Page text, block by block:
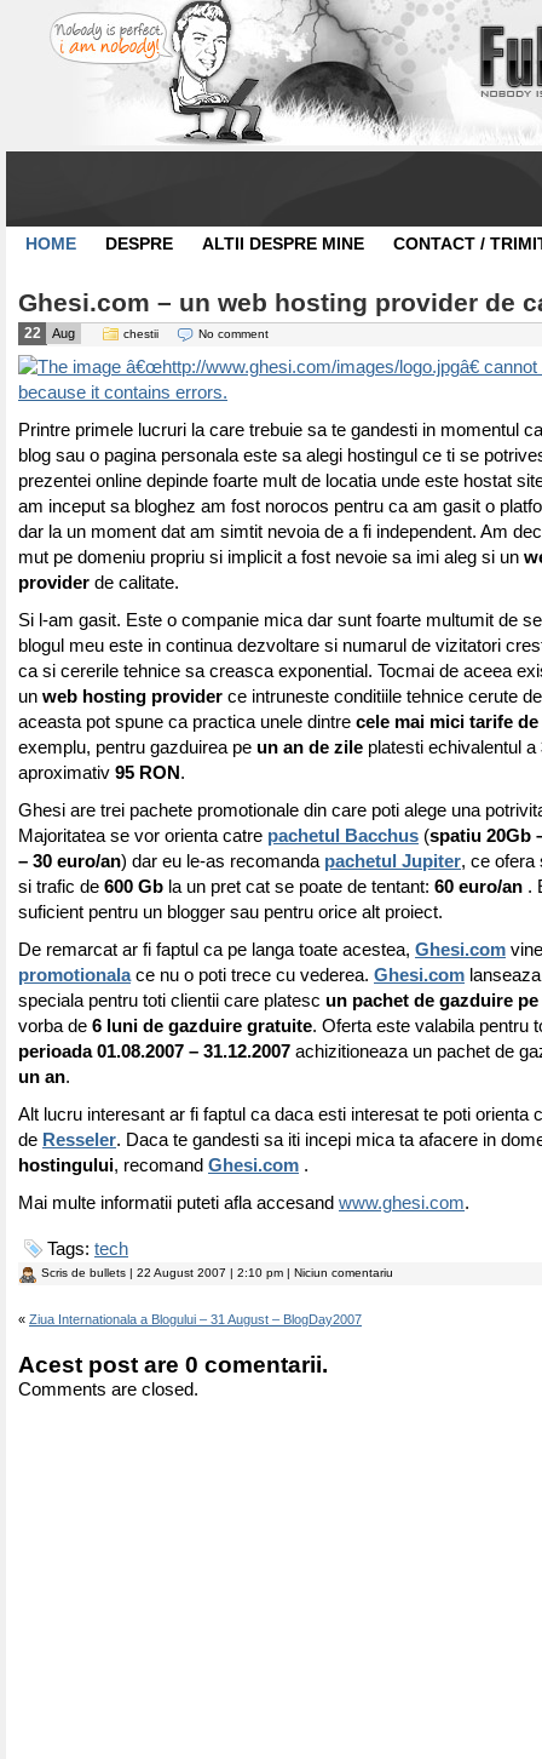
HOME DESPRE ALTII DESPRE MINE CONTACT /
Ghesi.com – un web hosting provider de
22 Aug chestii No comment
Printre primele lucruri la care trebuie sa te gandesti in momentul
blog sau o pagina personala este sa alegi hostingul ce ti se
prezentei online depinde foarte mult de locatia unde este hostat
am inceput sa bloghez am fost norocos pentru ca am gasit o
dar la un moment dat am simtit nevoia de a fi independent. Am
mut pe domeniu propriu si implicit a fost nevoie sa imi aleg si un
provider de calitate.
Si l-am gasit. Este o companie mica dar sunt foarte multumit de
blogul meu este in continua dezvoltare si numarul de vizitatori
ca si cererile tehnice sa creasca exponential. Tocmai de aceea
un web hosting provider ce intruneste conditiile tehnice cerute
aceasta pot spune ca practica unele dintre cele mai mici tarife
exemplu, pentru gazduirea pe un an de zile platesti echivalentul a
aproximativ 95 RON .
Ghesi are trei pachete promotionale din care poti alege una
Majoritatea se vor orienta catre pachetul Bacchus (spatiu 20Gb
– 30 euro/an) dar eu le-as recomanda pachetul Jupiter, ce
si trafic de 600 Gb la un pret cat se poate de tentant: 60 euro/an .
suficient pentru un blogger sau pentru orice alt proiect.
De remarcat ar fi faptul ca pe langa toate acestea, Ghesi.com
promotionalace nu o poti trece cu vederea. Ghesi.com
speciala pentru toti clientii care platesc un pachet de gazduire
vorba de 6 luni de gazduire gratuite. Oferta este valabila pentru
perioada 01.08.2007 – 31.12.2007 achizitioneaza un pachet de
un an.
Alt lucru interesant ar fi faptul ca daca esti interesat te poti orienta
de Resseler. Daca te gandesti sa iti incepi mica ta afacere in
hostingului, recomand Ghesi.com .
Mai multe informatii puteti afla accesand www.ghesi.com.
Tags: tech
Scris de bullets | 22 August 2007 | 2:10 pm | Niciun comentariu
« Ziua Internationala a Blogului – 31 August – BlogDay2007
Acest post are 0 comentarii.
Comments are closed.